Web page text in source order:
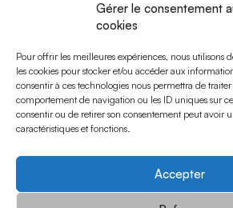
Gérer le consentement
cookies
Pour offrir les meilleures expériences, nous utilisons
les cookies pour stocker et/ou accéder aux
consentir à ces technologies nous permettra de
comportement de navigation ou les ID uniques sur
consentir ou de retirer son consentement peut avoir
caractéristiques et fonctions.
Accepter
SOCIAL MEDIA
© Momarts 2026